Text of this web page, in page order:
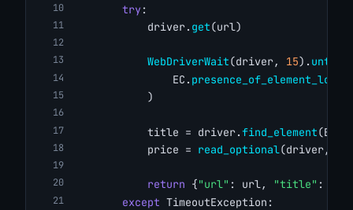
try:
            driver.
get(url)
WebDriverWait(driver, 15). until
                EC.
            )
            title = driver.
find_element
            price =
read_optional(driver,
return {"url" : url, "title" :
except TimeoutException: